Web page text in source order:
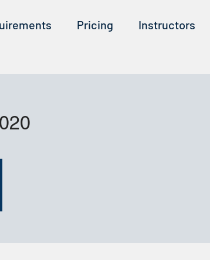
Pricing Instructors